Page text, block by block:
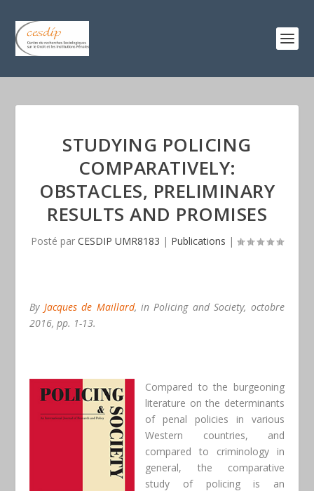
STUDYING POLICING
COMPARATIVELY:
OBSTACLES, PRELIMINARY
RESULTS AND PROMISES
Posté par CESDIP UMR8183 | Publications |
By Jacques de Maillard, in Policing and Society, octobre
2016, pp. 1-13.
Compared to the burgeoning
literature on the determinants
of penal policies in various
Western countries, and
compared to criminology in
general, the comparative
study of policing is an